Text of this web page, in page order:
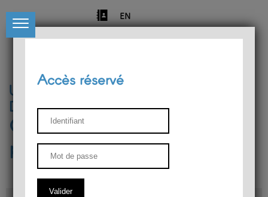
EN
Université de Liège
Département de philosophie
Centre de recherches
phénoménologiques
Accès réservé